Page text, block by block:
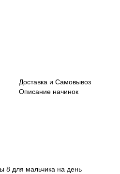
Доставка и Самовывоз
Описание начинок
8 для мальчика на день